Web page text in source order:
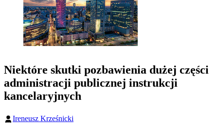
Niektóre skutki pozbawienia dużej części
administracji publicznej instrukcji
kancelaryjnych
Ireneusz Krześnicki